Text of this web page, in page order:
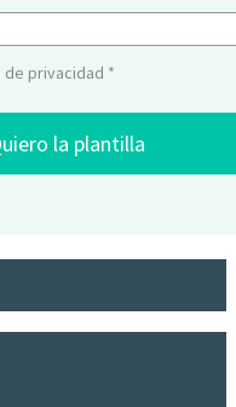
de privacidad *
la plantilla